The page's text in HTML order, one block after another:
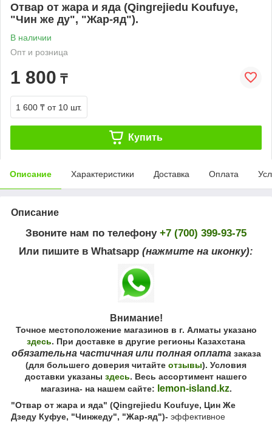
Отвар от жара и яда (Qingrejiedu Koufuye,
"Чин же ду", "Жар-яд").
В наличии
Опт и розница
1 800 ₸
1 600 ₸ от 10 шт.
Купить
Описание Характеристики Доставка Оплата
Описание
Звоните нам по телефону +7 (700) 399-93-75
Или пишите в Whatsapp (нажмите на иконку):
Внимание!
Точное местоположение магазинов в г. Алматы указано
здесь. При доставке в другие регионы Казахстана
обязательна частичная или полная оплатазаказа
(для большего доверия читайте отзывы). Условия
доставки указаны здесь. Весь ассортимент нашего
магазина- на нашем сайте: lemon-island.kz.
"Отвар от жара и яда" (Qingrejiedu Koufuye, Цин Же
Дзеду Куфуе, "Чинжеду", "Жар-яд")- эффективное